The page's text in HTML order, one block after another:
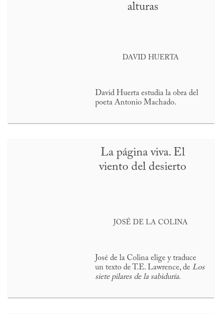
alturas
DAVID HUERTA
David Huerta estudia la obra del
poeta Antonio Machado.
La página viva. El
viento del desierto
JOSÉ DE LA COLINA
José de la Colina elige y traduce
un texto de T.E. Lawrence, de Los
siete pilares de la sabiduría.